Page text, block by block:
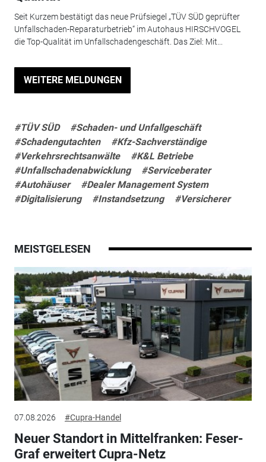
Seit Kurzem bestätigt das neue Prüfsiegel „TÜV SÜD geprüfter
Unfallschaden-Reparaturbetrieb“ im Autohaus HIRSCHVOGEL
die Top-Qualität im Unfallschadengeschäft. Das Ziel: Mit...
WEITERE MELDUNGEN
#TÜV SÜD
#Schaden- und Unfallgeschäft
#Schadengutachten
#Kfz-Sachverständige
#Verkehrsrechtsanwälte
#K&L Betriebe
#Unfallschadenabwicklung
#Serviceberater
#Autohäuser
#Dealer Management System
#Digitalisierung
#Instandsetzung #Versicherer
MEISTGELESEN
07.08.2026 #Cupra-Handel
Neuer Standort in Mittelfranken: Feser-
Graf erweitert Cupra-Netz